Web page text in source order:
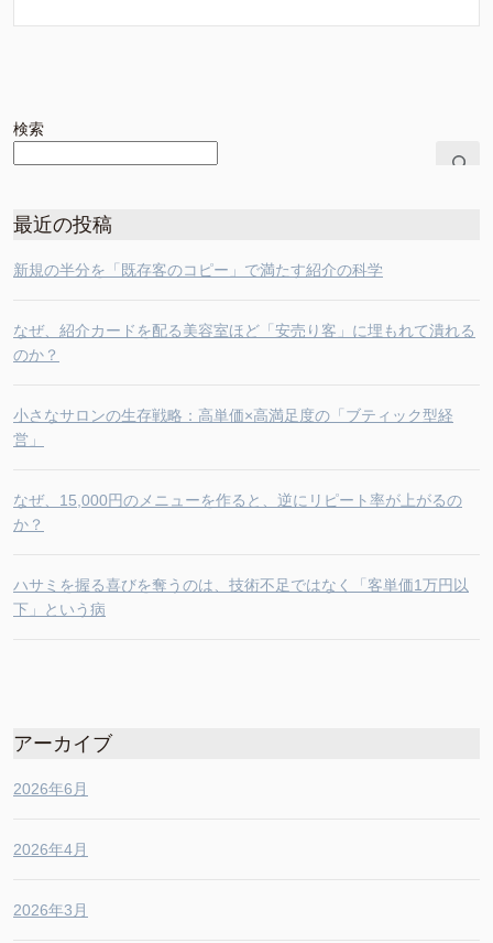
検索
最近の投稿
新規の半分を「既存客のコピー」で満たす紹介の科学
なぜ、紹介カードを配る美容室ほど「安売り客」に埋もれて潰れる
のか？
小さなサロンの生存戦略：高単価×高満足度の「ブティック型経
営」
なぜ、15,000円のメニューを作ると、逆にリピート率が上がるの
か？
ハサミを握る喜びを奪うのは、技術不足ではなく「客単価1万円以
下」という病
アーカイブ
2026年6月
2026年4月
2026年3月